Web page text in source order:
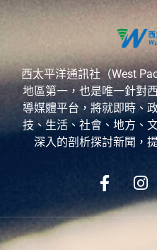
西太平洋通訊社（West
地區第一，也是唯一針對
導媒體平台，將就即時、
技、生活、社會、地方、
深入的剖析探討新聞，